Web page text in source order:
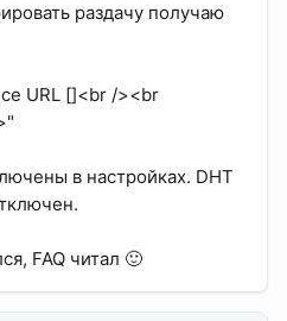
раздачу получаю
URL []<br /><br
в настройках. DHT
FAQ читал 🙂